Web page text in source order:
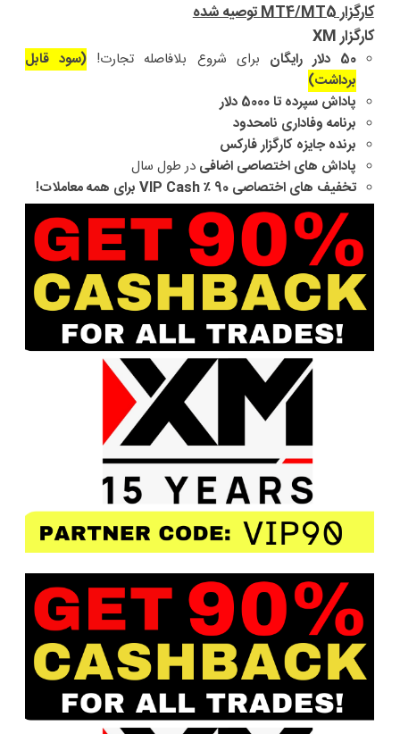
کارگزار MT4/MT5 توصیه شده
کارگزار XM
50 دلار رایگان برای شروع بلافاصله تجارت! (سود قابل
برداشت)
پاداش سپرده تا 5000 دلار
برنامه وفاداری نامحدود
برنده جایزه کارگزار فارکس
پاداش های اختصاصی اضافی در طول سال
تخفیف های اختصاصی 90 ٪ VIP Cash برای همه معاملات!